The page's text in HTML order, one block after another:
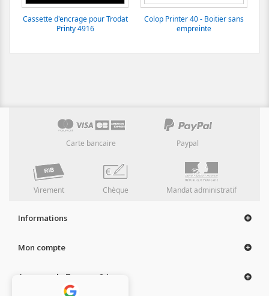
Cassette d'encrage pour Trodat
Printy 4916
Colop Printer 40 - Boitier sans
empreinte
Carte bancaire Paypal
Virement Chèque Mandat administratif
Informations
Mon compte
A propos de Tampon 24